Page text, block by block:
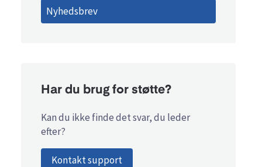
Nyhedsbrev
Har du brug for støtte?
Kan du ikke finde det svar, du leder
efter?
Kontakt support